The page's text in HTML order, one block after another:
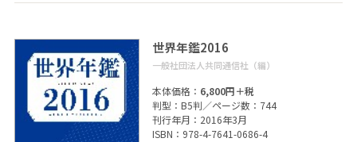
世界年鑑2016
一般社団法人共同通信社（編）
本体価格： 6,800円＋税
判型：B5判／ページ数：744
刊行年月：2016年3月
ISBN：978-4-7641-0686-4